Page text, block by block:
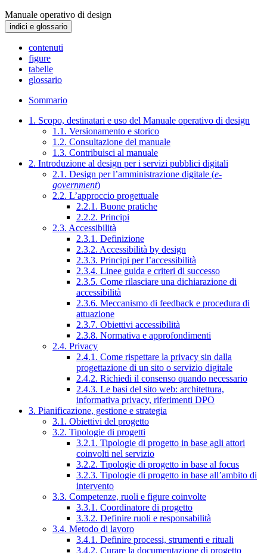
Manuale operativo di design
indici e glossario
contenuti
figure
tabelle
glossario
Sommario
1. Scopo, destinatari e uso del Manuale operativo di design
1.1. Versionamento e storico
1.2. Consultazione del manuale
1.3. Contribuisci al manuale
2. Introduzione al design per i servizi pubblici digitali
2.1. Design per l’amministrazione digitale (e-
government)
2.2. L’approccio progettuale
2.2.1. Buone pratiche
2.2.2. Principi
2.3. Accessibilità
2.3.1. Definizione
2.3.2. Accessibilità by design
2.3.3. Principi per l’accessibilità
2.3.4. Linee guida e criteri di successo
2.3.5. Come rilasciare una dichiarazione di
accessibilità
2.3.6. Meccanismo di feedback e procedura di
attuazione
2.3.7. Obiettivi accessibilità
2.3.8. Normativa e approfondimenti
2.4. Privacy
2.4.1. Come rispettare la privacy sin dalla
progettazione di un sito o servizio digitale
2.4.2. Richiedi il consenso quando necessario
2.4.3. Le basi del sito web: architettura,
informativa privacy, riferimenti DPO
3. Pianificazione, gestione e strategia
3.1. Obiettivi del progetto
3.2. Tipologie di progetti
3.2.1. Tipologie di progetto in base agli attori
coinvolti nel servizio
3.2.2. Tipologie di progetto in base al focus
3.2.3. Tipologie di progetto in base all’ambito di
intervento
3.3. Competenze, ruoli e figure coinvolte
3.3.1. Coordinatore di progetto
3.3.2. Definire ruoli e responsabilità
3.4. Metodo di lavoro
3.4.1. Definire processi, strumenti e rituali
3.4.2. Curare la documentazione di progetto